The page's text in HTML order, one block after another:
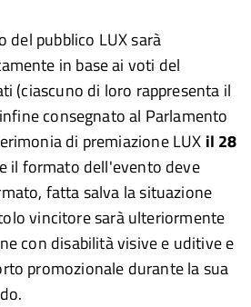
del pubblico LUX sarà
in base ai voti del
(ciascuno di loro rappresenta il
consegnato al Parlamento
di premiazione LUX il 28
il formato dell'evento deve
fatta salva la situazione
vincitore sarà ulteriormente
con disabilità visive e uditive e
promozionale durante la sua